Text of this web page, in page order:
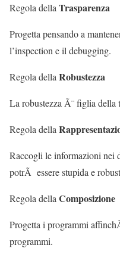
Regola della Trasparenza
Progetta pensando a
l’inspection e il debugging.
Regola della Robustezza
La robustezza Ã¨ figlia della
Regola della
Raccogli le informazioni nei
potrÃ essere stupida e
Regola della Composizione
Progetta i programmi
programmi.